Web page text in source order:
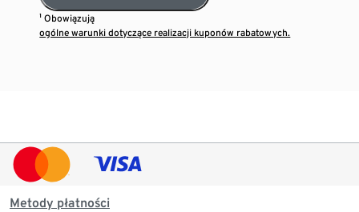
¹ Obowiązują
ogólne warunki dotyczące realizacji kuponów rabatowych.
Metody płatności